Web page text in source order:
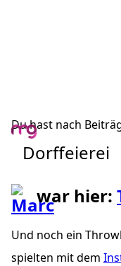
Du hast nach
Dorffeierei
war hier:
Und noch ein
spielten mit dem